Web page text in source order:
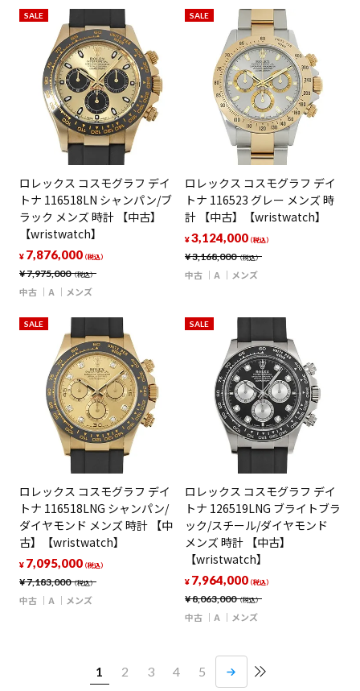
SALE
ロレックス コスモグラフ デイ
トナ 116518LN シャンパン/ブ
ラック メンズ 時計 【中古】
【wristwatch】
¥7,975,000（税込）
¥ 7,876,000（税込）
中古 A メンズ
SALE
ロレックス コスモグラフ デイ
トナ 116523 グレー メンズ 時
計 【中古】【wristwatch】
¥3,168,000（税込）
¥3,124,000（税込）
中古 A メンズ
SALE
ロレックス コスモグラフ デイ
トナ 116518LNG シャンパン/
ダイヤモンド メンズ 時計 【中
古】【wristwatch】
¥7,183,000（税込）
¥ 7,095,000（税込）
中古 A メンズ
SALE
ロレックス コスモグラフ デイ
トナ 126519LNG ブライトブラ
ック/スチール/ダイヤモンド
メンズ 時計 【中古】
【wristwatch】
¥8,063,000（税込）
¥ 7,964,000（税込）
中古 A メンズ
1 2 3 4 5